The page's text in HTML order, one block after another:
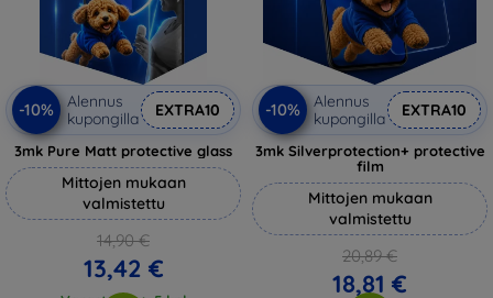
-10%
Alennus
kupongilla
EXTRA10
3mk Pure Matt protective glass
Mittojen mukaan
valmistettu
14,90 €
13,42 €
-10%
Alennus
kupongilla
EXTRA10
3mk Silverprotection+ protective
film
Mittojen mukaan
valmistettu
20,89 €
18,81 €